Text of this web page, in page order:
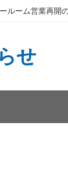
ルーム営業再開
せ